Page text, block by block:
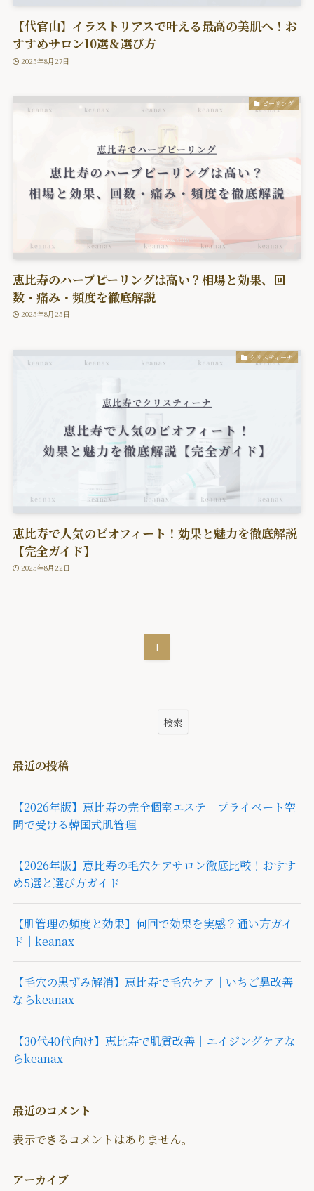
【代官山】イラストリアスで叶える最高の美肌へ！お
すすめサロン10選＆選び方
2025年8月27日
ピーリング
恵比寿のハーブピーリングは高い？相場と効果、回
数・痛み・頻度を徹底解説
2025年8月25日
クリスティーナ
恵比寿で人気のビオフィート！効果と魅力を徹底解説
【完全ガイド】
2025年8月22日
1
検索
最近の投稿
【2026年版】恵比寿の完全個室エステ｜プライベート空
間で受ける韓国式肌管理
【2026年版】恵比寿の毛穴ケアサロン徹底比較！おすす
め5選と選び方ガイド
【肌管理の頻度と効果】何回で効果を実感？通い方ガイ
ド｜keanax
【毛穴の黒ずみ解消】恵比寿で毛穴ケア｜いちご鼻改善
ならkeanax
【30代40代向け】恵比寿で肌質改善｜エイジングケアな
らkeanax
最近のコメント
表示できるコメントはありません。
アーカイブ